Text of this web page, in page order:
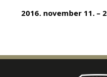
2016. november 11. –